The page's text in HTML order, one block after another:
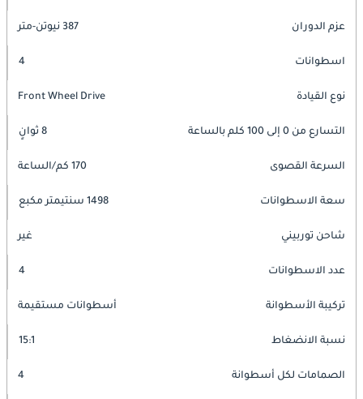
عزم الدوران 387 نيوتن-متر
اسطوانات 4
نوع القيادة Front Wheel Drive
التسارع من 0 إلى 100 كلم بالساعة 8 ثوانٍ
السرعة القصوى 170 كم/الساعة
سعة الاسطوانات 1498 سنتيمتر مكبع
شاحن توربيني غير
عدد الاسطوانات 4
تركيبة الأسطوانة أسطوانات مستقيمة
نسبة الانضغاط 15:1
الصمامات لكل أسطوانة 4